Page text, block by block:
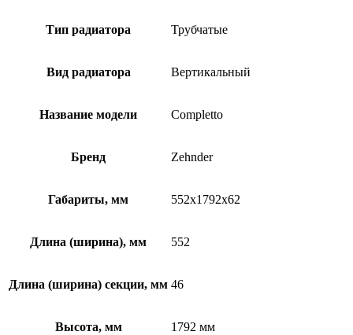
Тип радиатора Трубчатые
Вид радиатора Вертикальный
Название модели Completto
Бренд Zehnder
Габариты, мм 552x1792x62
Длина (ширина), мм 552
Длина (ширина) секции, мм 46
Высота, мм 1792 мм